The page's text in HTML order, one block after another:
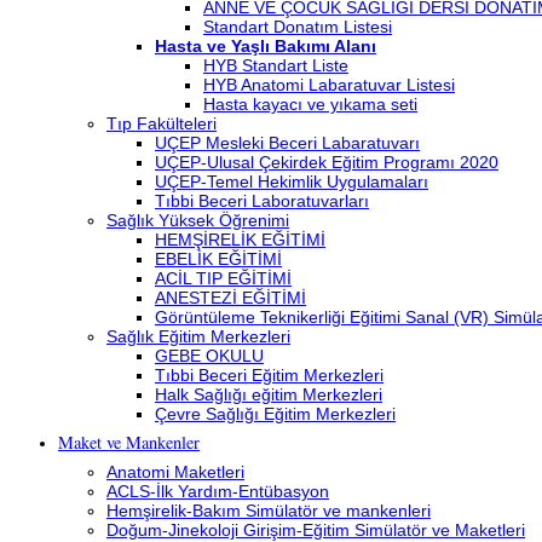
ANNE VE ÇOCUK SAĞLIĞI DERSİ
Standart Donatım Listesi
Hasta ve Yaşlı Bakımı Alanı
HYB Standart Liste
HYB Anatomi Labaratuvar Listesi
Hasta kayacı ve yıkama seti
Tıp Fakülteleri
UÇEP Mesleki Beceri Labaratuvarı
UÇEP-Ulusal Çekirdek Eğitim Programı 2020
UÇEP-Temel Hekimlik Uygulamaları
Tıbbi Beceri Laboratuvarları
Sağlık Yüksek Öğrenimi
HEMŞİRELİK EĞİTİMİ
EBELİK EĞİTİMİ
ACİL TIP EĞİTİMİ
ANESTEZİ EĞİTİMİ
Görüntüleme Teknikerliği Eğitimi Sanal (VR)
Sağlık Eğitim Merkezleri
GEBE OKULU
Tıbbi Beceri Eğitim Merkezleri
Halk Sağlığı eğitim Merkezleri
Çevre Sağlığı Eğitim Merkezleri
Maket ve Mankenler
Anatomi Maketleri
ACLS-İlk Yardım-Entübasyon
Hemşirelik-Bakım Simülatör ve mankenleri
Doğum-Jinekoloji Girişim-Eğitim Simülatör ve Maketleri